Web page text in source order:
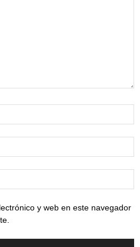
y web en este navegador